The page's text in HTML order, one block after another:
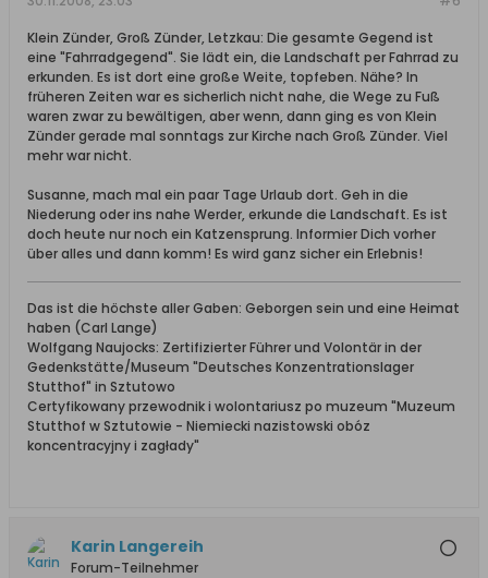
Klein Zünder, Groß Zünder, Letzkau: Die gesamte Gegend ist
eine "Fahrradgegend". Sie lädt ein, die Landschaft per Fahrrad zu
erkunden. Es ist dort eine große Weite, topfeben. Nähe? In
früheren Zeiten war es sicherlich nicht nahe, die Wege zu Fuß
waren zwar zu bewältigen, aber wenn, dann ging es von Klein
Zünder gerade mal sonntags zur Kirche nach Groß Zünder. Viel
mehr war nicht.
Susanne, mach mal ein paar Tage Urlaub dort. Geh in die
Niederung oder ins nahe Werder, erkunde die Landschaft. Es ist
doch heute nur noch ein Katzensprung. Informier Dich vorher
über alles und dann komm! Es wird ganz sicher ein Erlebnis!
Das ist die höchste aller Gaben: Geborgen sein und eine Heimat
haben (Carl Lange)
Wolfgang Naujocks: Zertifizierter Führer und Volontär in der
Gedenkstätte/Museum "Deutsches Konzentrationslager
Stutthof" in Sztutowo
Certyfikowany przewodnik i wolontariusz po muzeum "Muzeum
Stutthof w Sztutowie - Niemiecki nazistowski obóz
koncentracyjny i zagłady"
Karin Langereih
Forum-Teilnehmer